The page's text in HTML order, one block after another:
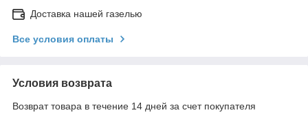
Доставка нашей газелью
Все условия оплаты
Условия возврата
Возврат товара в течение 14 дней за счет покупателя